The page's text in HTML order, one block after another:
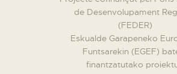
de Desenvolupament
(FEDER)
Eskualde Garapeneko
Funtsarekin (EGEF)
finantzatutako